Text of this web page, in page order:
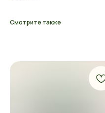
Смотрите также